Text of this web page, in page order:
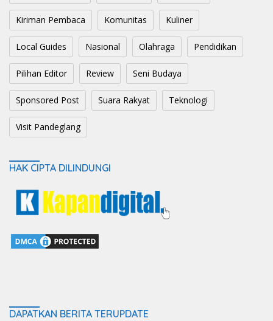
Kiriman Pembaca Komunitas Kuliner
Local Guides Nasional Olahraga Pendidikan
Pilihan Editor Review Seni Budaya
Sponsored Post Suara Rakyat Teknologi
Visit Pandeglang
HAK CIPTA DILINDUNGI
DAPATKAN BERITA TERUPDATE